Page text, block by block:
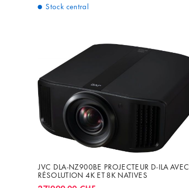
Stock central
JVC DLA-NZ900BE PROJECTEUR D-ILA AVEC
RÉSOLUTION 4K ET 8K NATIVES